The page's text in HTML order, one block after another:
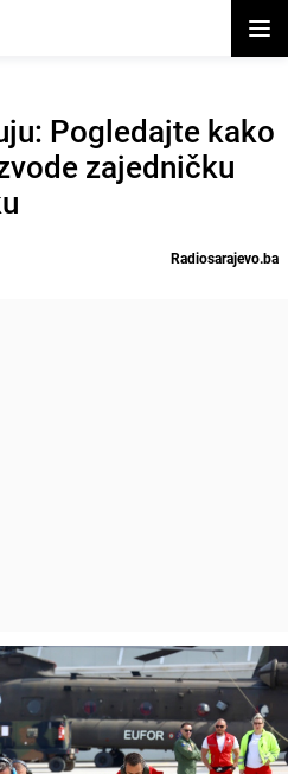
Pogledajte kako
zajedničku
Radiosarajevo.ba